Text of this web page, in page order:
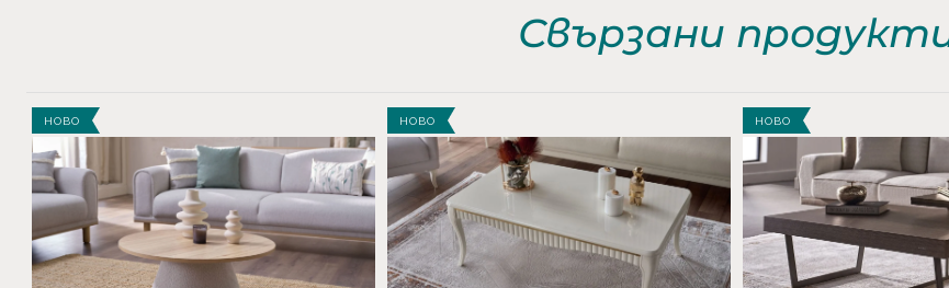
Свързани
НОВО НОВО НОВО